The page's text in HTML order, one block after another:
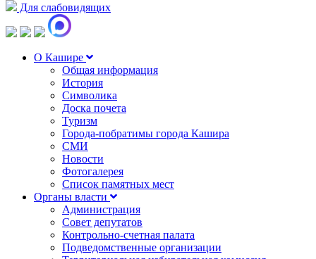
Для слабовидящих
О Кашире
Общая информация
История
Символика
Доска почета
Туризм
Города-побратимы города Кашира
СМИ
Новости
Фотогалерея
Список памятных мест
Органы власти
Администрация
Совет депутатов
Контрольно-счетная палата
Подведомственные организации